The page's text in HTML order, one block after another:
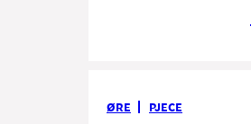
ØRE PJECE